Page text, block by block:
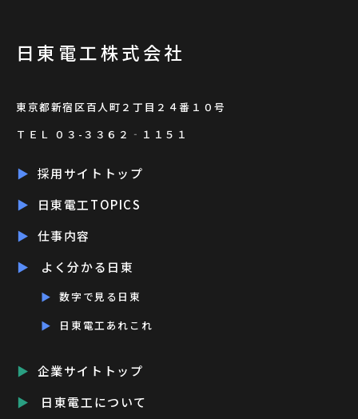
日東電工株式会社
東京都新宿区百人町２丁目２４番１０号
ＴＥＬ ０３-３３６２‐１１５１
採用サイトトップ
日東電工TOPICS
仕事内容
よく分かる日東
数字で見る日東
日東電工あれこれ
企業サイトトップ
日東電工について